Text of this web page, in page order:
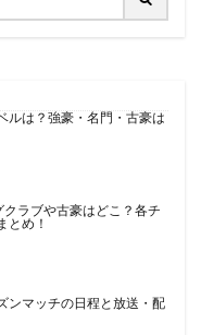
ルは？強豪・名門・古豪は
ラブや古豪はどこ？各チ
とめ！
ンマッチの日程と放送・配